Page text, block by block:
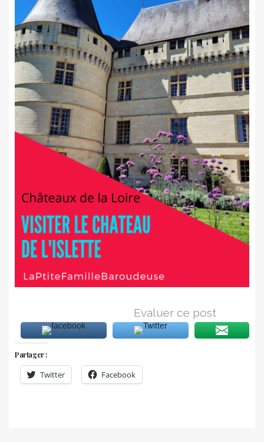
Evaluer ce post
Partager :
Twitter Facebook